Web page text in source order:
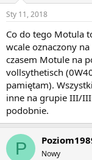
Sty 11, 2018
Co do tego Motula
wcale oznaczony
czasem Motule na
vollsythetisch
pamiętam).
inne na grupie III/
podobnie.
P Nowy